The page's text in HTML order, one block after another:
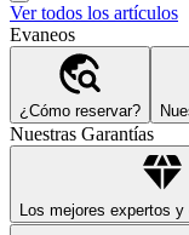
Ver todos los artículos
Evaneos
¿Cómo reservar?
Nuestras Garantías
Los mejores expertos